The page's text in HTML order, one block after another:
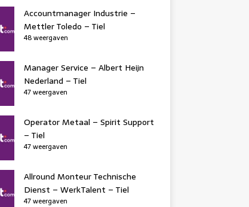
Accountmanager Industrie –
Mettler Toledo – Tiel
48 weergaven
Manager Service – Albert Heijn
Nederland – Tiel
47 weergaven
Operator Metaal – Spirit Support
– Tiel
47 weergaven
Allround Monteur Technische
Dienst – WerkTalent – Tiel
47 weergaven